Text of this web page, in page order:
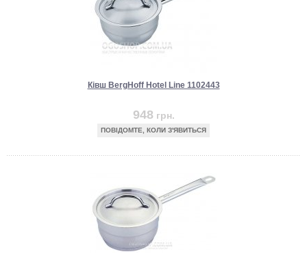
Ківш BergHoff Hotel Line 1102443
948 грн.
ПОВІДОМТЕ, КОЛИ З'ЯВИТЬСЯ